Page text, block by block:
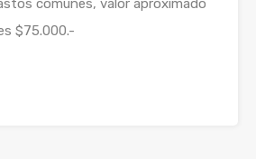
comunes, valor aproximado
$75.000.-